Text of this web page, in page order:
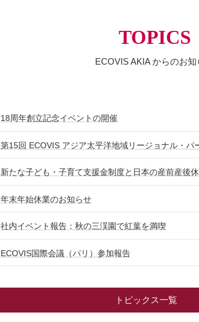
TOPICS
ECOVIS AKIA からのお知
18周年創立記念イベントの開催
第15回 ECOVIS アジア太平洋地域リージョナル・パ
新たな子ども・子育て支援金制度と日本の産前産後
年末年始休業のお知らせ
社内イベント報告：秋の三渓園で紅葉を満喫
ECOVIS国際会議（パリ）参加報告
トピックス一覧